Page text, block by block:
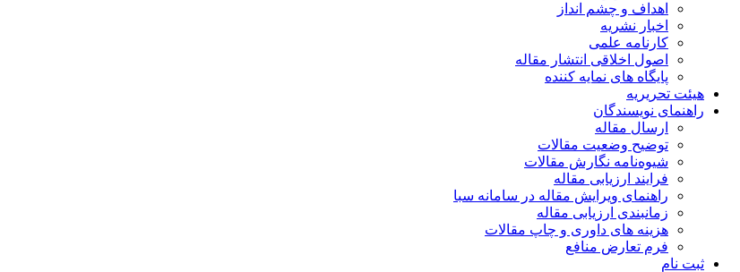
اهداف و چشم انداز
اخبار نشریه
کارنامه علمی
اصول اخلاقی انتشار مقاله
پایگاه های نمایه کننده
هیئت تحریریه
راهنمای نویسندگان
ارسال مقاله
توضیح وضعیت مقالات
شیوه‌نامه نگارش مقالات
فرایند ارزیابی مقاله
راهنمای ویرایش مقاله در سامانه سبا
زمانبندی ارزیابی مقاله
هزینه های داوری و چاپ مقالات
فرم تعارض منافع
ثبت نام